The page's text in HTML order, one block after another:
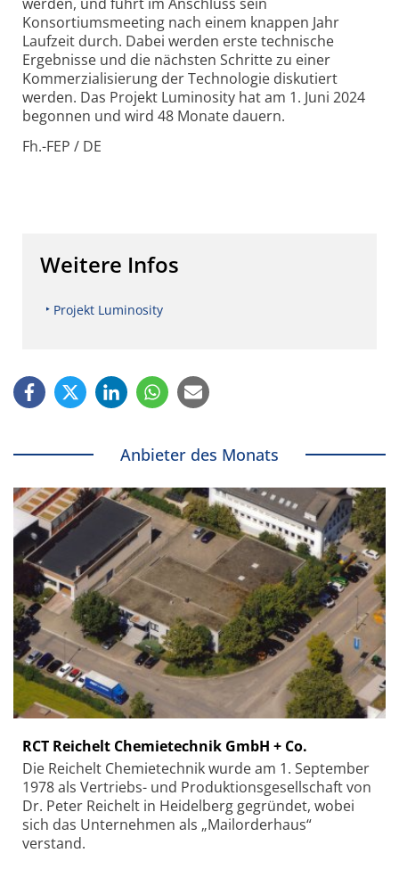
werden, und führt im Anschluss sein
Konsortiumsmeeting nach einem knappen Jahr
Laufzeit durch. Dabei werden erste technische
Ergebnisse und die nächsten Schritte zu einer
Kommerzialisierung der Technologie diskutiert
werden. Das Projekt Luminosity hat am 1. Juni 2024
begonnen und wird 48 Monate dauern.
Fh.-FEP / DE
Weitere Infos
Projekt Luminosity
Anbieter des Monats
RCT Reichelt Chemietechnik GmbH + Co.
Die Reichelt Chemietechnik wurde am 1. September
1978 als Vertriebs- und Produktionsgesellschaft von
Dr. Peter Reichelt in Heidelberg gegründet, wobei
sich das Unternehmen als „Mailorderhaus“
verstand.